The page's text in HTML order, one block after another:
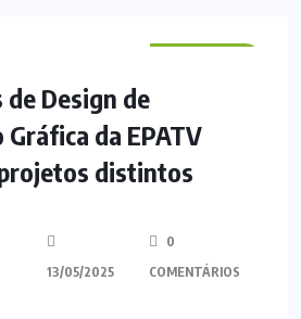
de Design de
Gráfica da EPATV
distintos
13/05/2025
0
COMENTÁRIOS